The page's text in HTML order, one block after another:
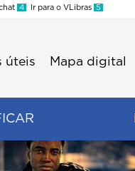
4 Ir para o VLibras 5
úteis Mapa digital